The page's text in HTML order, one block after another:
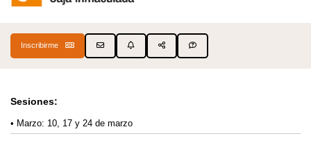
Inscribirme
Sesiones:
Marzo: 10, 17 y 24 de marzo